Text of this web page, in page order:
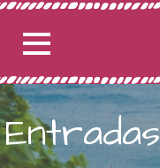
Entradas